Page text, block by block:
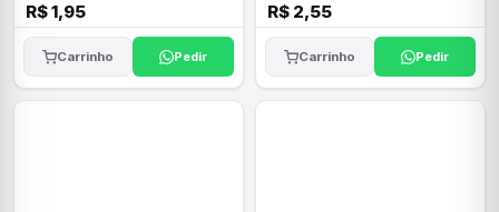
R$ 1,95
Carrinho Pedir
R$ 2,55
Carrinho Pedir